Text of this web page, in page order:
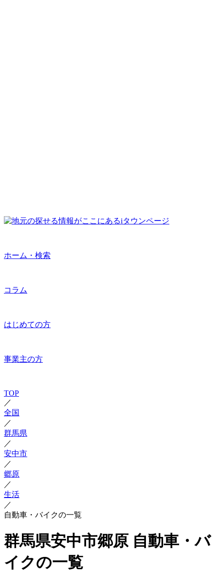
ホーム・検索
コラム
はじめての方
事業主の方
TOP
／
全国
／
群馬県
／
安中市
／
郷原
／
生活
／
自動車・バイクの一覧
群馬県安中市郷原 自動車・バ
イクの一覧